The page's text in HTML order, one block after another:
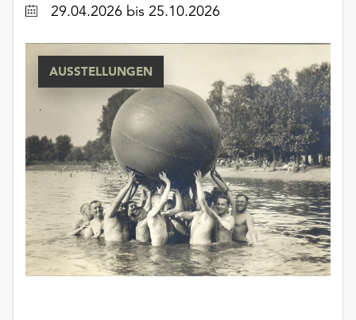
Datum29.04.2026 bis 25.10.2026
AUSSTELLUNGEN